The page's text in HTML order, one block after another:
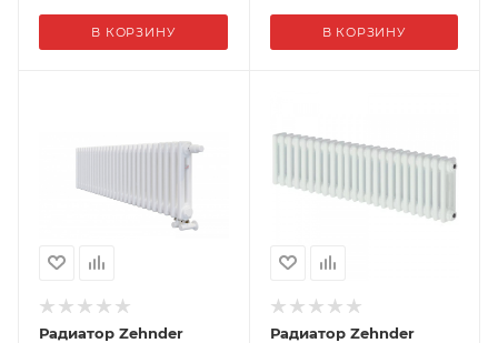
В КОРЗИНУ В КОРЗИНУ
Радиатор Zehnder
Радиатор Zehnder